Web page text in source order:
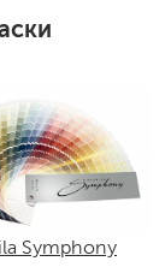
Symphony